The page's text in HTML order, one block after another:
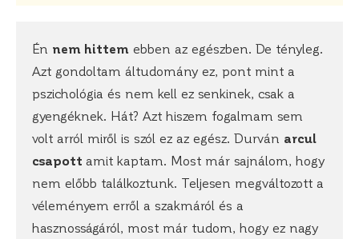
Én nem hittem ebben az egészben. De tényleg.
Azt gondoltam áltudomány ez, pont mint a
pszichológia és nem kell ez senkinek, csak a
gyengéknek. Hát? Azt hiszem fogalmam sem
volt arról miről is szól ez az egész. Durván arcul
csapott amit kaptam. Most már sajnálom, hogy
nem előbb találkoztunk. Teljesen megváltozott a
véleményem erről a szakmáról és a
hasznosságáról, most már tudom, hogy ez nagy